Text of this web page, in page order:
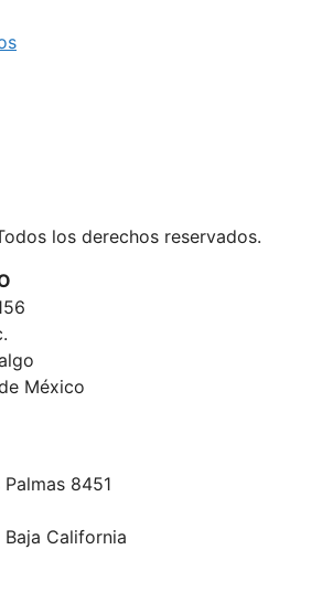
los derechos reservados.
México
8451
Baja California